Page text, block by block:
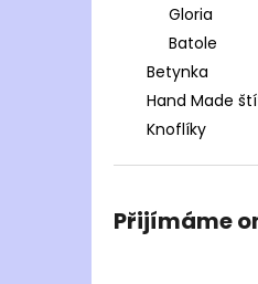
Gloria
Batole
Betynka
Hand Made
Knoflíky
Přijímáme